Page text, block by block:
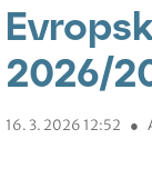
2026/
16. 3. 2026 12:52 ●